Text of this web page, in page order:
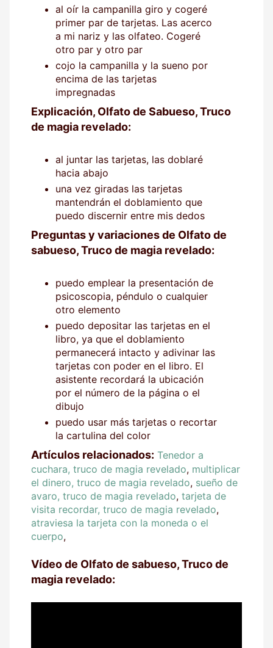
al oír la campanilla giro y cogeré
primer par de tarjetas. Las acerco
a mi nariz y las olfateo. Cogeré
otro par y otro par
cojo la campanilla y la sueno por
encima de las tarjetas
impregnadas
Explicación, Olfato de Sabueso, Truco
de magia revelado:
al juntar las tarjetas, las doblaré
hacia abajo
una vez giradas las tarjetas
mantendrán el doblamiento que
puedo discernir entre mis dedos
Preguntas y variaciones de Olfato de
sabueso, Truco de magia revelado:
puedo emplear la presentación de
psicoscopia, péndulo o cualquier
otro elemento
puedo depositar las tarjetas en el
libro, ya que el doblamiento
permanecerá intacto y adivinar las
tarjetas con poder en el libro. El
asistente recordará la ubicación
por el número de la página o el
dibujo
puedo usar más tarjetas o recortar
la cartulina del color
Artículos relacionados: Tenedor a
cuchara, truco de magia revelado, multiplicar
el dinero, truco de magia revelado, sueño de
avaro, truco de magia revelado, tarjeta de
visita recordar, truco de magia revelado,
atraviesa la tarjeta con la moneda o el
cuerpo,
Vídeo de Olfato de sabueso, Truco de
magia revelado: